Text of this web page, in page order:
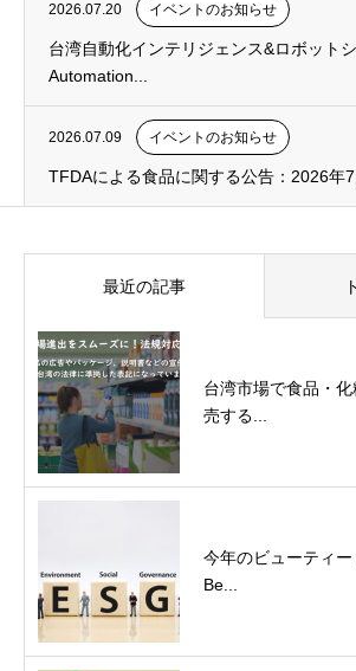
2026.07.20 イベントのお知らせ
台湾自動化インテリジェンス&ロボット
Automation...
2026.07.09 イベントのお知らせ
TFDAによる食品に関する公告：2026年
最近の記事
台湾市場で食品・
売する...
今年のビューティ
Be...